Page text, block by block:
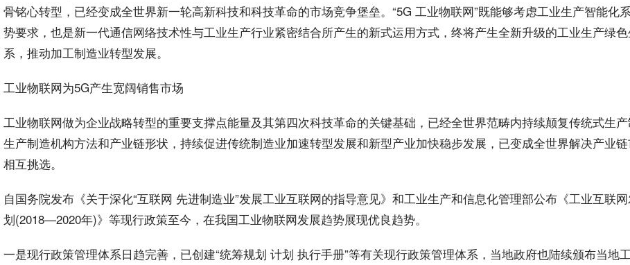
骨铭心转型，已经变成全世界新一轮高新科技和科技革命的市场竞争堡垒。“5G 工业物联网”既能够考虑工业生产智能化
势要求，也是新一代通信网络技术性与工业生产行业紧密结合所产生的新式运用方式，终将产生全新升级的工业生产绿
系，推动加工制造业转型发展。
工业物联网为5G产生宽阔销售市场
工业物联网做为企业战略转型的重要支撑点能量及其第四次科技革命的关键基础 ，已经全世界范畴内持续颠复传统式生产
生产制造机构方法和产业链形状，持续促进传统制造业加速转型发展和新型产业加快稳步发展，已变成全世界解决产业
相互挑选。
自国务院发布《关于深化“互联网 先进制造业”发展工业互联网的指导意见》和工业生产和信息化管理部公布《工业互联
划(2018—2020年)》等现行政策至今，在我国工业物联网发展趋势展现优良趋势。
一是现行政策管理体系日趋完善，已创建“统筹规划 计划 执行手册”等有关现行政策管理体系，当地政府也陆续颁布当地